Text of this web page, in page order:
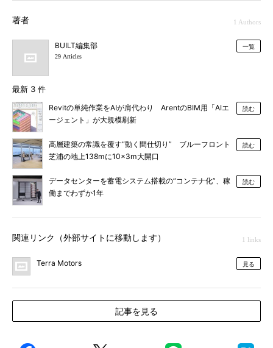
著者 1 Authors
BUILT編集部
29 Articles
一覧
最新 3 件
Revitの単純作業をAIが肩代わり ArentのBIM用「AIエ
ージェント」が大規模刷新
読む
高層建築の常識を覆す“動く間仕切り” ブルーフロント
芝浦の地上138mに10×3m大開口
読む
データセンターを蓄電システム搭載の“コンテナ化”、稼
働までわずか1年
読む
関連リンク（外部サイトに移動します） 1 links
Terra Motors 見る
記事を見る